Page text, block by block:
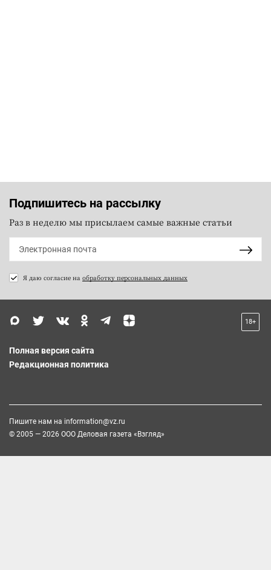
Подпишитесь на рассылку
Раз в неделю мы присылаем самые важные статьи
Я даю согласие на обработку персональных данных
18+
Полная версия сайта
Редакционная политика
Пишите нам на information@vz.ru
© 2005 — 2026 ООО Деловая газета «Взгляд»